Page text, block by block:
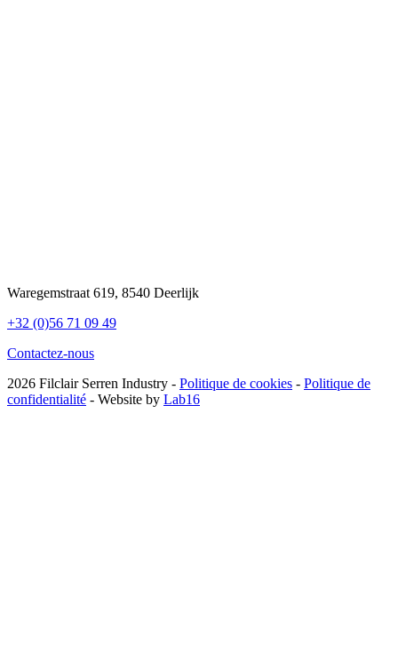
Waregemstraat 619, 8540 Deerlijk
+32 (0)56 71 09 49
Contactez-nous
2026 Filclair Serren Industry - Politique de cookies - Politique de
confidentialité - Website by Lab16